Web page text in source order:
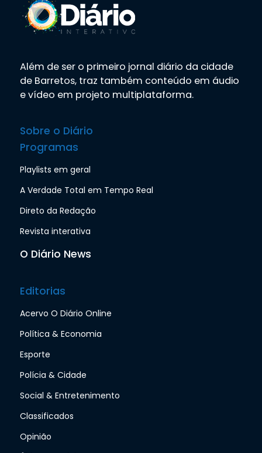
Além de ser o primeiro jornal diário da cidade
de Barretos, traz também conteúdo em áudio
e vídeo em projeto multiplataforma.
Sobre o Diário
Programas
Playlists em geral
A Verdade Total em Tempo Real
Direto da Redação
Revista interativa
O Diário News
Editorias
Acervo O Diário Online
Política & Economia
Esporte
Polícia & Cidade
Social & Entretenimento
Classificados
Opinião